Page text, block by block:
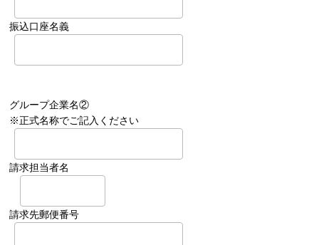
振込口座名義
グループ企業名②
※正式名称でご記入ください
請求担当者名
請求先郵便番号